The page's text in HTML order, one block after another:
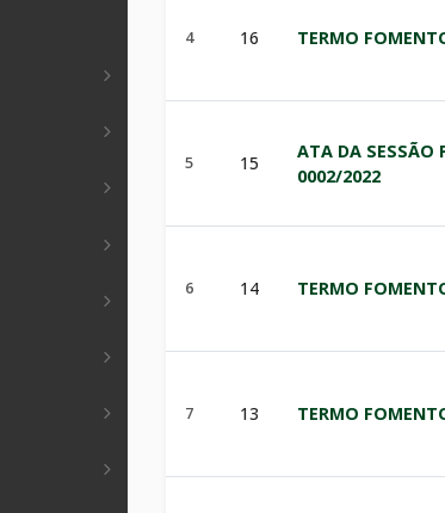
4 16 TERMO
5 15
ATA DA SESSÃO
0002/2022
6 14 TERMO
7 13 TERMO